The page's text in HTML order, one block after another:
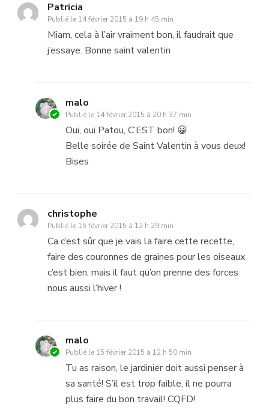
Patricia
Publié le 14 février 2015 à 19 h 45 min
Miam, cela à l’air vraiment bon, il faudrait que
j’essaye. Bonne saint valentin
malo
Publié le 14 février 2015 à 20 h 37 min
Oui, oui Patou, C’EST bon! 😀
Belle soirée de Saint Valentin à vous deux!
Bises
christophe
Publié le 15 février 2015 à 12 h 29 min
Ca c’est sûr que je vais la faire cette recette,
faire des couronnes de graines pour les oiseaux
c’est bien, mais il faut qu’on prenne des forces
nous aussi l’hiver !
malo
Publié le 15 février 2015 à 12 h 50 min
Tu as raison, le jardinier doit aussi penser à
sa santé! S’il est trop faible, il ne pourra
plus faire du bon travail! CQFD!